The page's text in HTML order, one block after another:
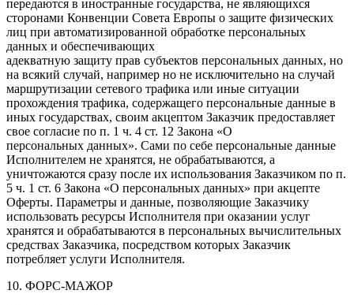
передаются в иностранные государства, не являющихся
сторонами Конвенции Совета Европы о защите физических
лиц при автоматизированной обработке персональных
данных и обеспечивающих
адекватную защиту прав субъектов персональных данных, но
на всякий случай, например но не исключительно на случай
маршрутизации сетевого трафика или иные ситуации
прохождения трафика, содержащего персональные данные в
иных государствах, своим акцептом Заказчик предоставляет
свое согласие по п. 1 ч. 4 ст. 12 Закона «О
персональных данных». Сами по себе персональные данные
Исполнителем не хранятся, не обрабатываются, а
уничтожаются сразу после их использования Заказчиком по п.
5 ч. 1 ст. 6 Закона «О персональных данных» при акцепте
Оферты. Параметры и данные, позволяющие Заказчику
использовать ресурсы Исполнителя при оказании услуг
хранятся и обрабатываются в персональных вычислительных
средствах Заказчика, посредством которых Заказчик
потребляет услуги Исполнителя.
10. ФОРС-МАЖОР